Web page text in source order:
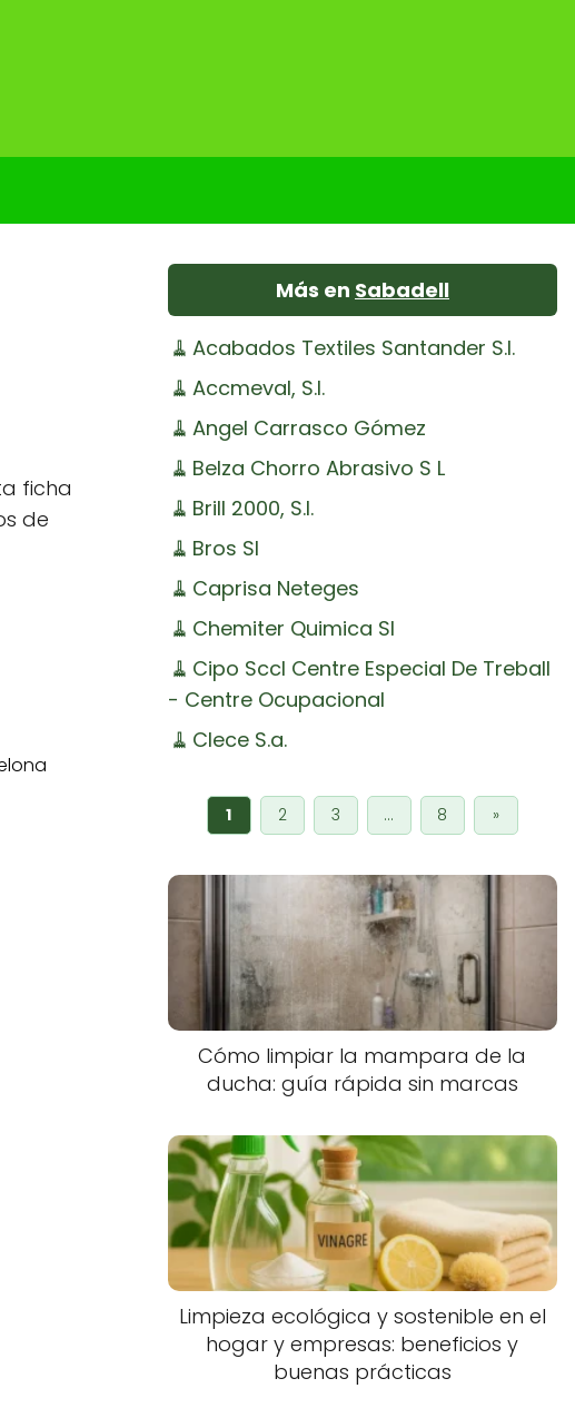
ficha
de
Más en Sabadell
🧹 Acabados Textiles Santander S.l.
🧹 Accmeval, S.l.
🧹 Angel Carrasco Gómez
🧹 Belza Chorro Abrasivo S L
🧹 Brill 2000, S.l.
🧹 Bros Sl
🧹 Caprisa Neteges
🧹 Chemiter Quimica Sl
🧹 Cipo Sccl Centre Especial De Treball
- Centre Ocupacional
🧹 Clece S.a.
1 2 3 … 8 »
Cómo limpiar la mampara de la
ducha: guía rápida sin marcas
Limpieza ecológica y sostenible en el
hogar y empresas: beneficios y
buenas prácticas